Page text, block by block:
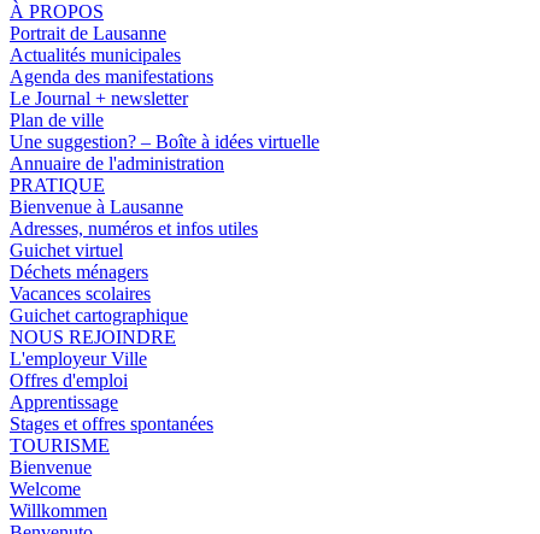
À PROPOS
Portrait de Lausanne
Actualités municipales
Agenda des manifestations
Le Journal + newsletter
Plan de ville
Une suggestion? – Boîte à idées virtuelle
Annuaire de l'administration
PRATIQUE
Bienvenue à Lausanne
Adresses, numéros et infos utiles
Guichet virtuel
Déchets ménagers
Vacances scolaires
Guichet cartographique
NOUS REJOINDRE
L'employeur Ville
Offres d'emploi
Apprentissage
Stages et offres spontanées
TOURISME
Bienvenue
Welcome
Willkommen